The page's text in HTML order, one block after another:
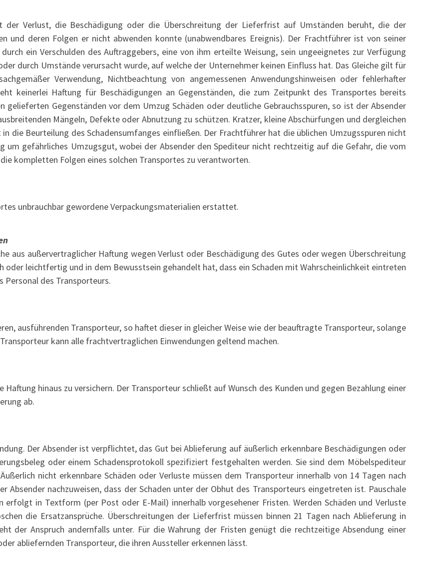
Verlust, die Beschädigung oder die Überschreitung der Lieferfrist auf Umständen beruht, die der
und deren Folgen er nicht abwenden konnte (unabwendbares Ereignis). Der Frachtführer ist von seiner
ein Verschulden des Auftraggebers, eine von ihm erteilte Weisung, sein ungeeignetes zur Verfügung
durch Umstände verursacht wurde, auf welche der Unternehmer keinen Einfluss hat. Das Gleiche gilt für
Verwendung, Nichtbeachtung von angemessenen Anwendungshinweisen oder fehlerhafter
keinerlei Haftung für Beschädigungen an Gegenständen, die zum Zeitpunkt des Transportes bereits
gelieferten Gegenständen vor dem Umzug Schäden oder deutliche Gebrauchsspuren, so ist der Absender
Mängeln, Defekte oder Abnutzung zu schützen. Kratzer, kleine Abschürfungen und dergleichen
die Beurteilung des Schadensumfanges einfließen. Der Frachtführer hat die üblichen Umzugsspuren nicht
um gefährliches Umzugsgut, wobei der Absender den Spediteur nicht rechtzeitig auf die Gefahr, die vom
kompletten Folgen eines solchen Transportes zu verantworten.
unbrauchbar gewordene Verpackungsmaterialien erstattet.
aus außervertraglicher Haftung wegen Verlust oder Beschädigung des Gutes oder wegen Überschreitung
leichtfertig und in dem Bewusstsein gehandelt hat, dass ein Schaden mit Wahrscheinlichkeit eintreten
Personal des Transporteurs.
ausführenden Transporteur, so haftet dieser in gleicher Weise wie der beauftragte Transporteur, solange
kann alle frachtvertraglichen Einwendungen geltend machen.
hinaus zu versichern. Der Transporteur schließt auf Wunsch des Kunden und gegen Bezahlung einer
ab.
Der Absender ist verpflichtet, das Gut bei Ablieferung auf äußerlich erkennbare Beschädigungen oder
oder einem Schadensprotokoll spezifiziert festgehalten werden. Sie sind dem Möbelspediteur
nicht erkennbare Schäden oder Verluste müssen dem Transporteur innerhalb von 14 Tagen nach
nachzuweisen, dass der Schaden unter der Obhut des Transporteurs eingetreten ist. Pauschale
erfolgt in Textform (per Post oder E-Mail) innerhalb vorgesehener Fristen. Werden Schäden und Verluste
die Ersatzansprüche. Überschreitungen der Lieferfrist müssen binnen 21 Tagen nach Ablieferung in
der Anspruch andernfalls unter. Für die Wahrung der Fristen genügt die rechtzeitige Absendung einer
abliefernden Transporteur, die ihren Aussteller erkennen lässt.